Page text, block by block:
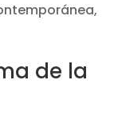
de la